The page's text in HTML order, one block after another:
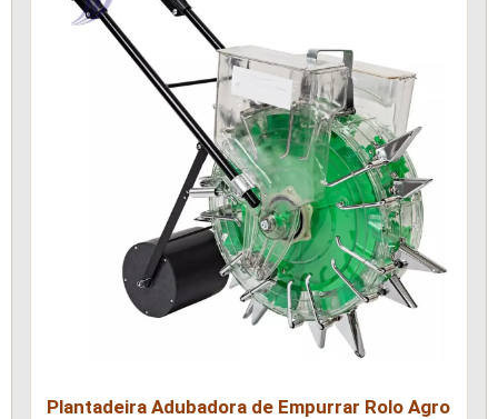
Plantadeira Adubadora de Empurrar Rolo Agro